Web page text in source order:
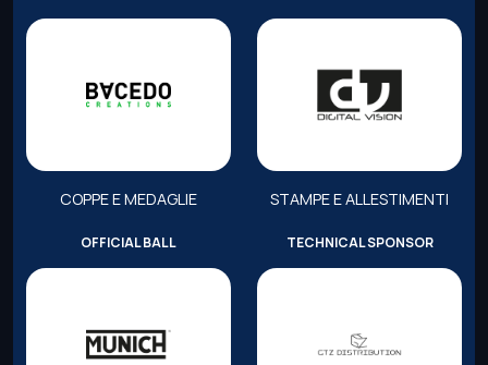
COPPE E MEDAGLIE STAMPE E ALLESTIMENTI
OFFICIAL BALL TECHNICAL SPONSOR